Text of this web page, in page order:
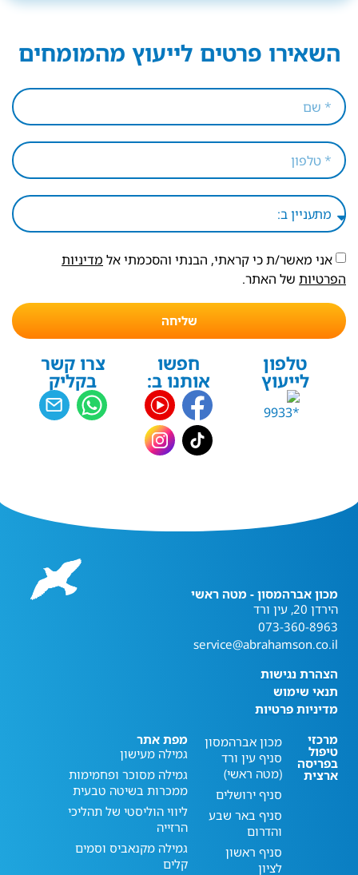
השאירו פרטים לייעוץ מהמומחים
אני מאשר/ת כי קראתי, הבנתי והסכמתי אל מדיניות
הפרטיות של האתר.
שליחה
טלפון
לייעוץ
חפשו
אותנו ב:
צרו קשר
בקליק
מכון אברהמסון - מטה ראשי
הירדן 20, עין ורד
073-360-8963
service@abrahamson.co.il
הצהרת נגישות
תנאי שימוש
מדיניות פרטיות
מרכזי
טיפול
בפריסה
ארצית
מכון אברהמסון
סניף עין ורד
(מטה ראשי)
סניף ירושלים
סניף באר שבע
והדרום
סניף ראשון
לציון
מפת אתר
גמילה מעישון
גמילה מסוכר ופחמימות
ממכרות בשיטה טבעית
ליווי הוליסטי של תהליכי
הרזייה
גמילה מקנאביס וסמים
קלים